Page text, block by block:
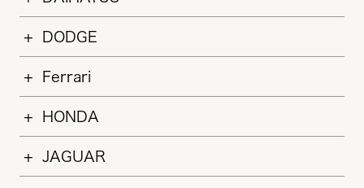
DODGE
Ferrari
HONDA
JAGUAR